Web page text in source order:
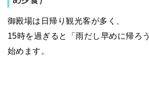
御殿場は日帰り観光客が多く、
15時を過ぎると「雨だし早めに帰ろ
始めます。